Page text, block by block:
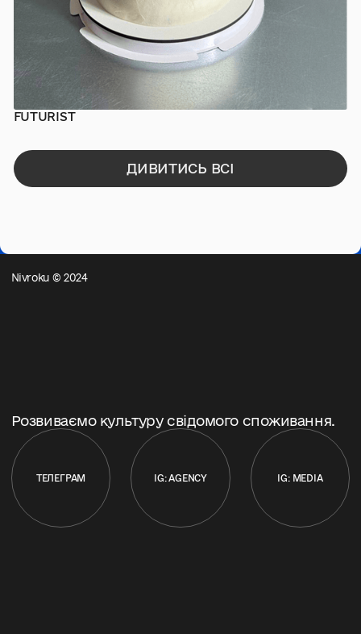
ПРЕС-ПАКИ
FUTURIST
ДИВИТИСЬ ВСІ
Nivroku © 2024
Розвиваємо культуру свідомого споживання.
ТЕЛЕГРАМ IG: AGENCY IG: MEDIA